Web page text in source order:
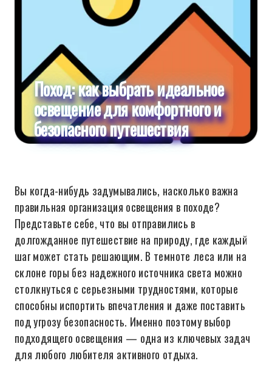
Поход: как выбрать идеальное
освещение для комфортного и
безопасного путешествия
Вы когда-нибудь задумывались, насколько важна
правильная организация освещения в походе?
Представьте себе, что вы отправились в
долгожданное путешествие на природу, где каждый
шаг может стать решающим. В темноте леса или на
склоне горы без надежного источника света можно
столкнуться с серьезными трудностями, которые
способны испортить впечатления и даже поставить
под угрозу безопасность. Именно поэтому выбор
подходящего освещения — одна из ключевых задач
для любого любителя активного отдыха.